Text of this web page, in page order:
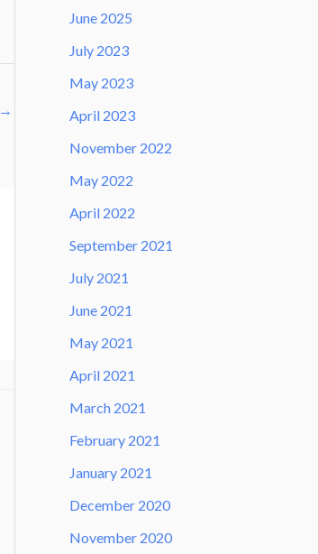
→
June 2025
July 2023
May 2023
April 2023
November 2022
May 2022
April 2022
September 2021
July 2021
June 2021
May 2021
April 2021
March 2021
February 2021
January 2021
December 2020
November 2020